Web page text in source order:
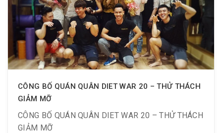
CÔNG BỐ QUÁN QUÂN DIET WAR 20 – THỬ THÁCH
GIẢM MỠ
CÔNG BỐ QUÁN QUÂN DIET WAR 20 – THỬ THÁCH
GIẢM MỠ